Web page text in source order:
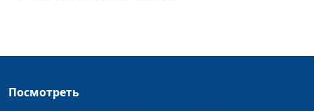
женщины. Евангелие от Луки
Посмотреть